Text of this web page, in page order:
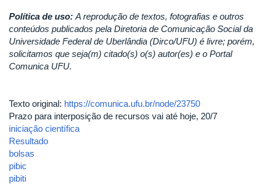
Política de uso: A reprodução de textos, fotografias e outros
conteúdos publicados pela Diretoria de Comunicação Social da
Universidade Federal de Uberlândia (Dirco/UFU) é livre; porém,
solicitamos que seja(m) citado(s) o(s) autor(es) e o Portal
Comunica UFU.
Texto original: https://comunica.ufu.br/node/23750
Prazo para interposição de recursos vai até hoje, 20/7
iniciação científica
Resultado
bolsas
pibic
pibiti